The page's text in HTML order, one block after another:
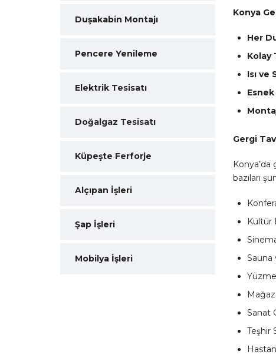
Duşakabin Montajı
Pencere Yenileme
Elektrik Tesisatı
Doğalgaz Tesisatı
Küpeşte Ferforje
Alçıpan İşleri
Şap İşleri
Mobilya İşleri
Konya
Her
Kolay
Isı ve
Esnek
Gergi
bazıları
Kültür
Sauna
Sanat
Teşhir